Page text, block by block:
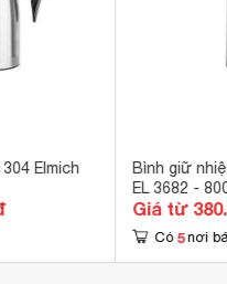
Elmich
Bình giữ
EL 3682 -
Giá từ
Có 5 nơi